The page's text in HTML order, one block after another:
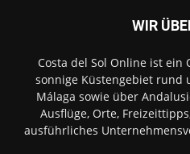
WIR
Costa del Sol Online ist ein
sonnige Küstengebiet rund
Málaga sowie über
Ausflüge, Orte,
ausführliches